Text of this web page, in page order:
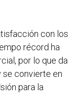
con los
récord ha
por lo que da
se convierte en
para la